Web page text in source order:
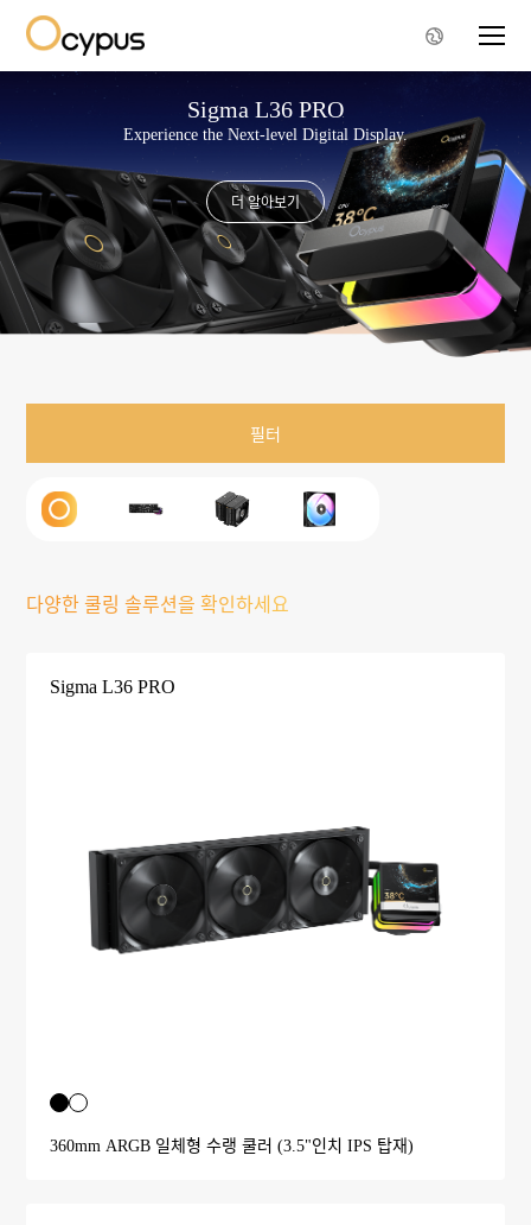
Sigma L36 PRO
Experience the Next-level Digital Display.
더 알아보기
필터
다양한 쿨링 솔루션을 확인하세요
Sigma L36 PRO
360mm ARGB 일체형 수랭 쿨러 (3.5"인치 IPS 탑재)